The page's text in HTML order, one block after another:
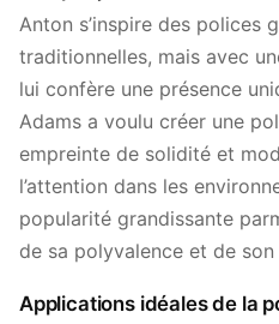
Anton s’inspire des polices
traditionnelles, mais avec
lui confère une présence
Adams a voulu créer une
empreinte de solidité et
l’attention dans les
popularité grandissante
de sa polyvalence et de
Applications idéales de la